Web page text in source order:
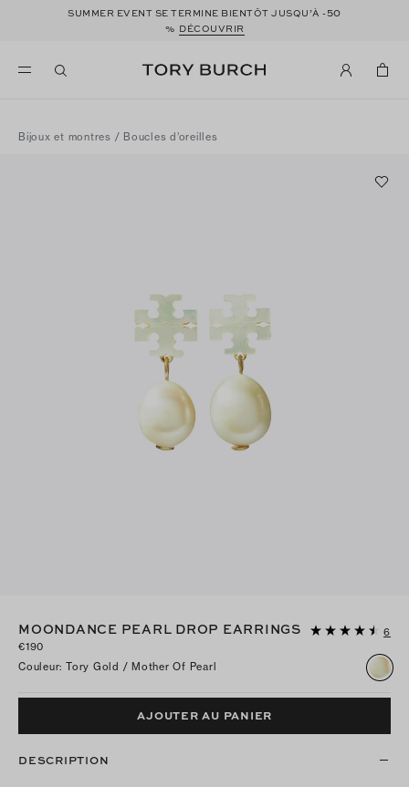
SUMMER EVENT SE TERMINE BIENTÔT JUSQU’À -50
% DÉCOUVRIR
Bijoux et montres / Boucles d’oreilles
MOONDANCE PEARL DROP EARRINGS
6
€190
Couleur: Tory Gold / Mother Of Pearl
AJOUTER AU PANIER
DESCRIPTION